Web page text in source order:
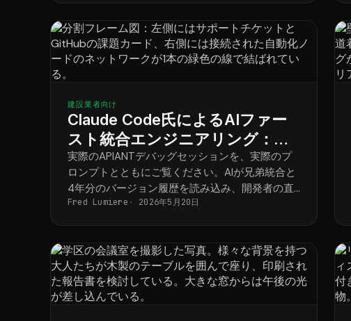
建設業者向け
Claude Code氏によるAIファー
スト統合エンジニアリング：実
践的なデバッグセッション
実際のAPIANTデバッグセッションを、実際のプ
ロンプトとともにご覧ください。AIが兄弟統合と
4年分のバージョン履歴を読み込み、開発者の直
感によってコードベースに記録されていなかった
Fred Lumiere 2026年5月20日